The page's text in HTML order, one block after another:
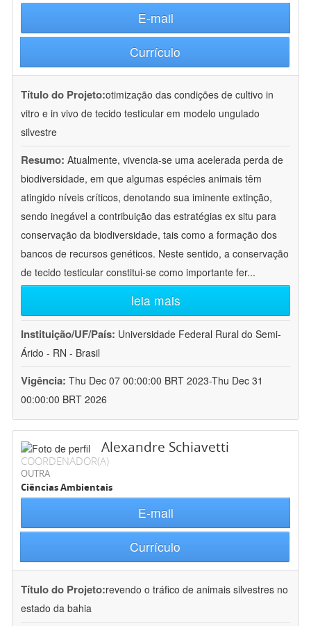
E-mail
Currículo
Título do Projeto:otimização das condições de cultivo in
vitro e in vivo de tecido testicular em modelo ungulado
silvestre
Resumo: Atualmente, vivencia-se uma acelerada perda de
biodiversidade, em que algumas espécies animais têm
atingido níveis críticos, denotando sua iminente extinção,
sendo inegável a contribuição das estratégias ex situ para
conservação da biodiversidade, tais como a formação dos
bancos de recursos genéticos. Neste sentido, a conservação
de tecido testicular constitui-se como importante fer...
leia mais
Instituição/UF/País: Universidade Federal Rural do Semi-
Árido - RN - Brasil
Vigência: Thu Dec 07 00:00:00 BRT 2023-Thu Dec 31
00:00:00 BRT 2026
Alexandre Schiavetti
COORDENADOR(A)
OUTRA
Ciências Ambientais
E-mail
Currículo
Título do Projeto:revendo o tráfico de animais silvestres no
estado da bahia